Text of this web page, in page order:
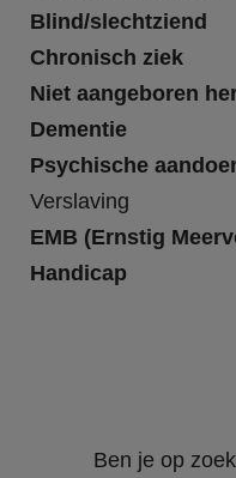
Blind/slechtziend
Chronisch ziek
Niet aangeboren
Dementie
Psychische
Verslaving
EMB (Ernstig
Handicap
Ben je op